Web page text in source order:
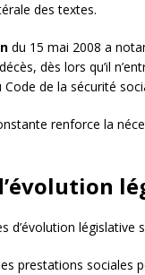
des textes.
du 15 mai 2008 a
dès lors qu’il
de la sécurité
renforce la
d’évolution législative
prestations sociales